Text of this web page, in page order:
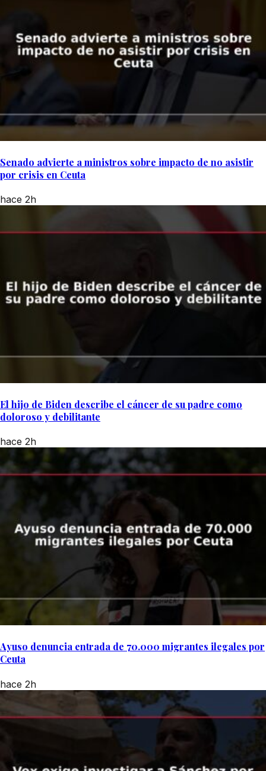
Senado advierte a ministros sobre impacto de no asistir
por crisis en Ceuta
hace 2h
El hijo de Biden describe el cáncer de su padre como
doloroso y debilitante
hace 2h
Ayuso denuncia entrada de 70.000 migrantes ilegales por
Ceuta
hace 2h